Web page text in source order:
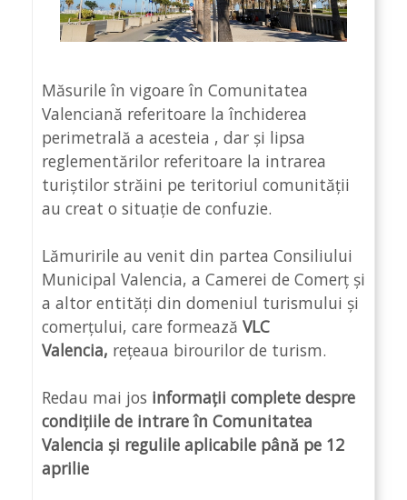
Măsurile în vigoare în Comunitatea
Valenciană referitoare la închiderea
perimetrală a acesteia , dar și lipsa
reglementărilor referitoare la intrarea
turiștilor străini pe teritoriul comunității
au creat o situație de confuzie.
Lămuririle au venit din partea Consiliului
Municipal Valencia, a Camerei de Comerț și
a altor entități din domeniul turismului și
comerțului, care formează VLC
Valencia, rețeaua birourilor de turism.
Redau mai jos informații complete despre
condițiile de intrare în Comunitatea
Valencia și regulile aplicabile până pe 12
aprilie